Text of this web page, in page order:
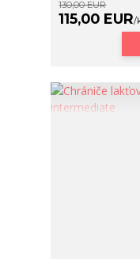
130,00 EUR
115,00 EUR/